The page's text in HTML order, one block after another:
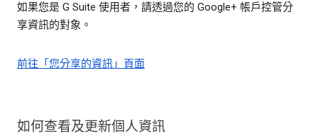
如果您是 G Suite 使用者，請透過您的 Google+ 帳戶控管分
享資訊的對象。
前往「您分享的資訊」頁面
如何查看及更新個人資訊